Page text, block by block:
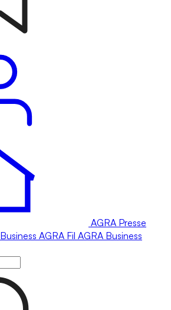
AGRA Presse
Business AGRA Fil AGRA Business